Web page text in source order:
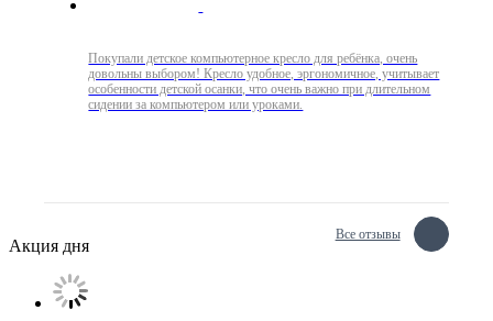
Покупали детское компьютерное кресло для ребёнка, очень
довольны выбором! Кресло удобное, эргономичное, учитывает
особенности детской осанки, что очень важно при длительном
сидении за компьютером или уроками.
Все отзывы
Акция дня